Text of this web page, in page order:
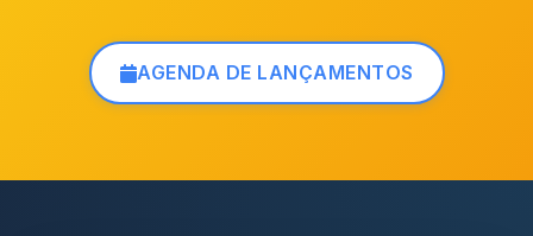
AGENDA DE LANÇAMENTOS